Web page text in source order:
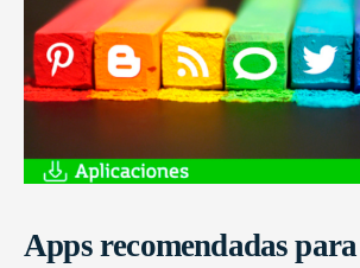
Apps recomendadas para